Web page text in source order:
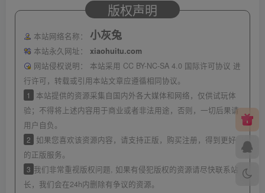
版权声明
本站网络名称： 小灰兔
本站永久网址：
xiaohuitu.com
网站侵权说明：
本站采用 CC BY-NC-SA 4.0 国际许可协议 进
行许可，转载或引用本站文章应遵循相同协议。
1
本站提供的资源采集自国内外各大媒体和网络，仅供试玩体
验；不得将上述内容用于商业或者非法用途，否则，一切后果请
用户自负。
2
如果您喜欢该资源内容，请支持正版，购买注册，得到更好
的正版服务。
3 我们非常重视版权问题, 如果有侵犯版权的资源请尽快联系站
长，我们会在24h内删除有争议的资源。